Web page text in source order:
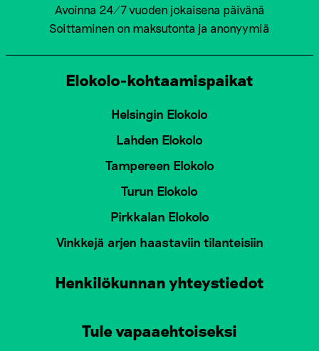
Avoinna 24/7 vuoden jokaisena päivänä
Soittaminen on maksutonta ja anonyymiä
Elokolo-kohtaamispaikat
Helsingin Elokolo
Lahden Elokolo
Tampereen Elokolo
Turun Elokolo
Pirkkalan Elokolo
Vinkkejä arjen haastaviin tilanteisiin
Henkilökunnan yhteystiedot
Tule vapaaehtoiseksi